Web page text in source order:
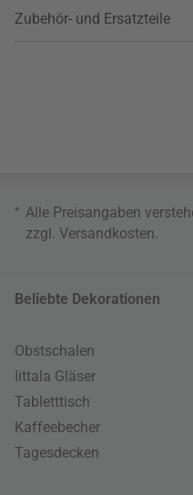
Zubehör- und Ersatzteile
* Alle Preisangaben
zzgl. Versandkosten
Beliebte Dekorationen
Obstschalen
Iittala Gläser
Tabletttisch
Kaffeebecher
Tagesdecken